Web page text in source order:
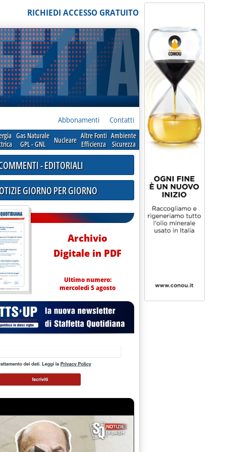
RICHIEDI ACCESSO GRATUITO
Abbonamenti Contatti
Gas Naturale
GPL - GNL
Nucleare Altre Fonti
Efficienza
Ambiente
Sicurezza
tecnologia contro il cambiamento del clima
11.22.
Bill Gates'
- EDITORIALI
GIORNO PER GIORNO
Archivio
Digitale in PDF
Ultimo numero:
mercoledì 5 agosto